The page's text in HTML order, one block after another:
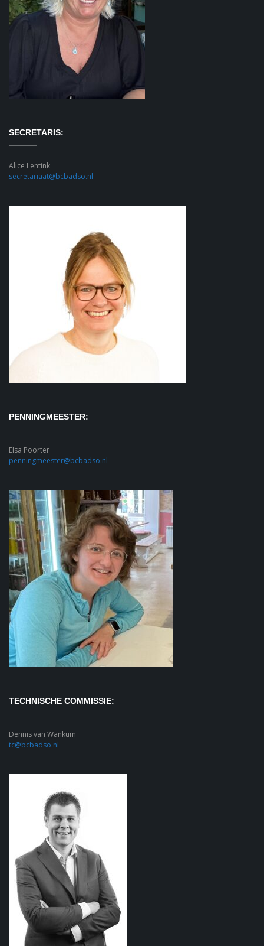
SECRETARIS:
Alice Lentink
secretariaat@bcbadso.nl
PENNINGMEESTER:
Elsa Poorter
penningmeester@bcbadso.nl
TECHNISCHE COMMISSIE:
Dennis van Wankum
tc@bcbadso.nl